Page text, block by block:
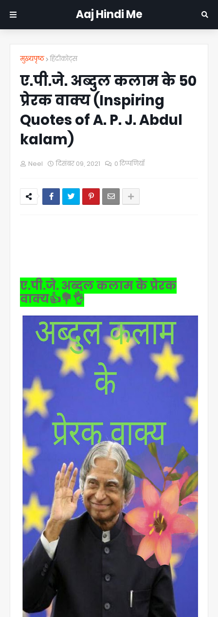
Aaj Hindi Me
मुख्यपृष्ठ हिंदीकोट्स
ए.पी.जे. अब्दुल कलाम के 50
प्रेरक वाक्य (Inspiring
Quotes of A. P. J. Abdul
kalam)
Neel दिसंबर 09, 2021 0 टिप्पणियाँ
ए.पी.जे. अब्दुल कलाम के प्रेरक
वाक्य👍💐👌